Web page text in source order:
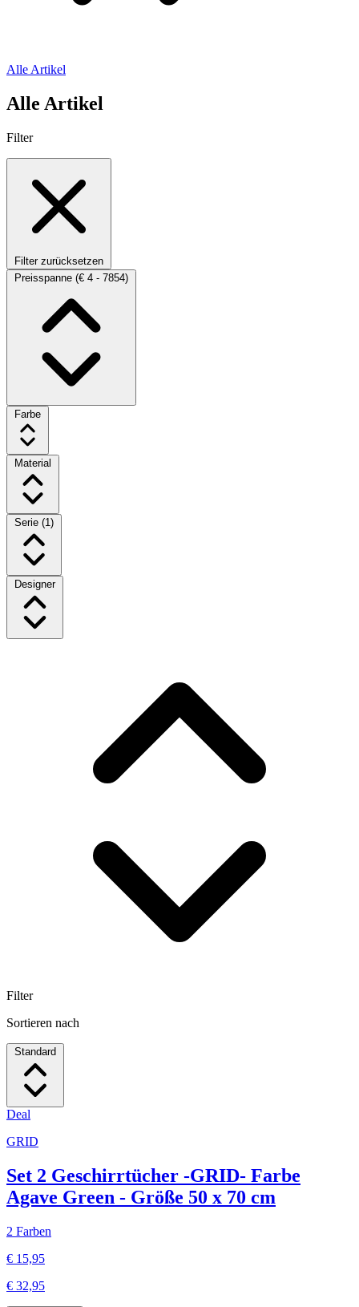
Alle Artikel
Alle Artikel
Filter
Filter zurücksetzen
Preisspanne (€ 4 - 7854)
Farbe
Material
Serie (1)
Designer
Filter
Sortieren nach
Standard
Deal
GRID
Set 2 Geschirrtücher -GRID- Farbe
Agave Green - Größe 50 x 70 cm
2 Farben
€ 15,95
€ 32,95